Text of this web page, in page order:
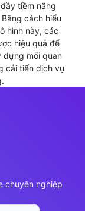
tiềm năng
cách hiểu
hình này, các
hiệu quả để
dựng mối quan
cải tiến dịch vụ
chuyên nghiệp